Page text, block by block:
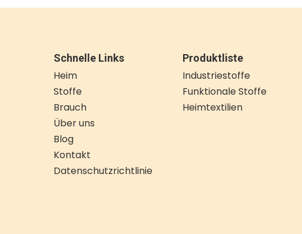
Schnelle Links
Heim
Stoffe
Brauch
Über uns
Blog
Kontakt
Datenschutzrichtlinie
Produktliste
Industriestoffe
Funktionale Stoffe
Heimtextilien